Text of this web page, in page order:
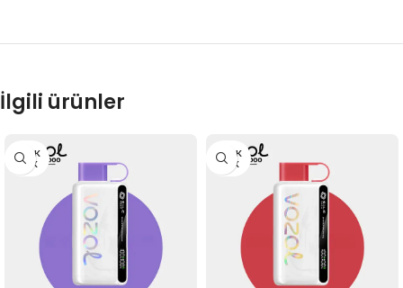
İlgili ürünler
STOK
YOK
STOK
YOK